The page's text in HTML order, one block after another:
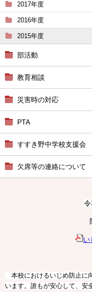
2017年度
2016年度
2015年度
部活動
教育相談
災害時の対応
PTA
すすき野中学校支援会
欠席等の連絡について
い
本校におけるいじめ防止に
います。誰もが安心して、安